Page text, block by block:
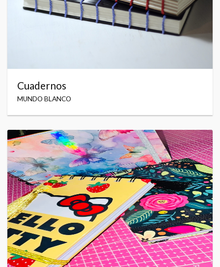
Cuadernos
MUNDO BLANCO